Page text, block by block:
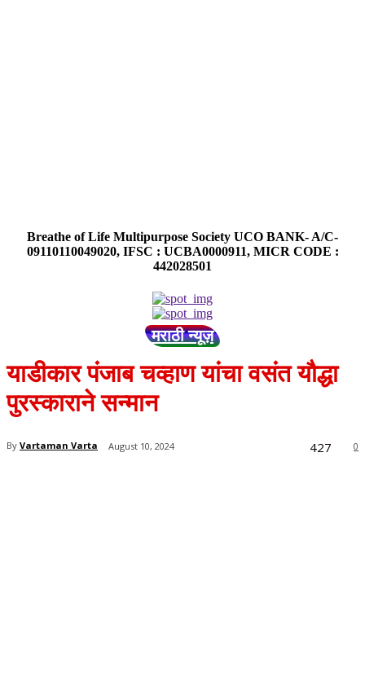
Breathe of Life Multipurpose Society UCO BANK- A/C-
09110110049020, IFSC : UCBA0000911, MICR CODE :
442028501
मराठी न्यूज़
याडीकार पंजाब चव्हाण यांचा वसंत यौद्धा
पुरस्काराने सन्मान
By Vartaman Varta August 10, 2024 0
427